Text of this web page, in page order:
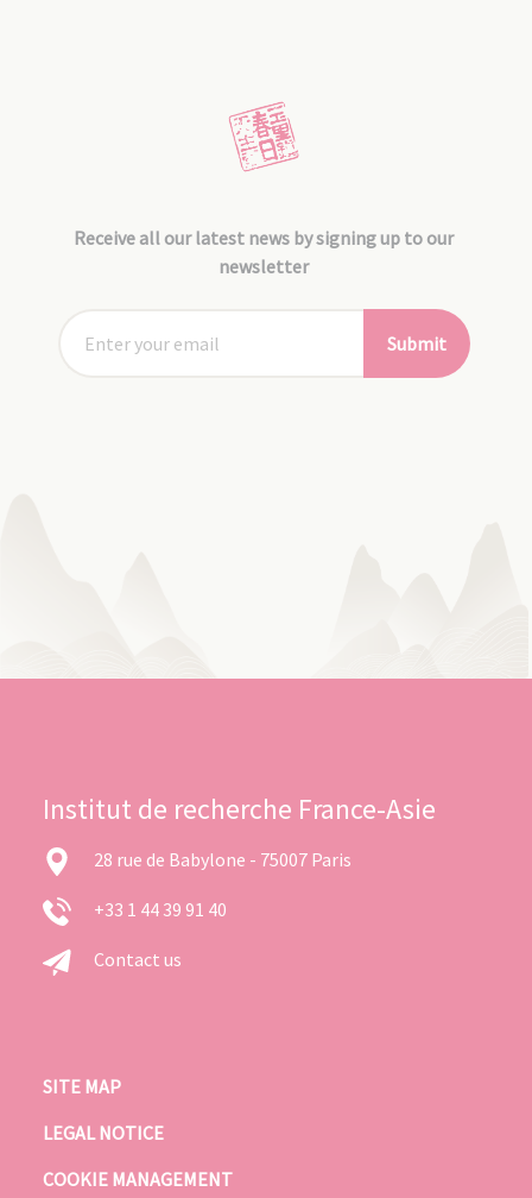
Receive all our latest news by signing up to our
newsletter
Submit
Institut de recherche France-Asie
28 rue de Babylone - 75007 Paris
+33 1 44 39 91 40
Contact us
SITE MAP
LEGAL NOTICE
COOKIE MANAGEMENT